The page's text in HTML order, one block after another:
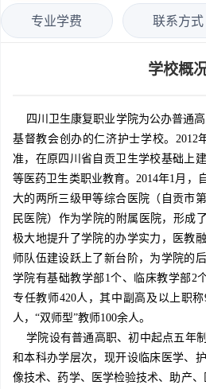
专业学费 联系方式
学校概
四川卫生康复职业学院为公办普通
基督教会创办的仁济护士学校。2012
准，在原四川省自贡卫生学校基础上
等医药卫生类职业教育。2014年1月，
大的两所三级甲等综合医院（自贡市
民医院）作为学院的附属医院，形成
极大地提升了学院的办学实力，医教
师队伍建设跃上了新台阶，为学院的
学院有基础教学部1个、临床教学部2
专任教师420人，其中副高及以上职
人，“双师型”教师100余人。
学院设有普通高职、初中起点五年
和本科办学层次，现开设临床医学、
像技术、药学、医学检验技术、助产